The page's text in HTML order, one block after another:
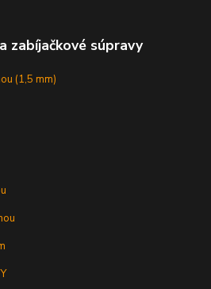
zabíjačkové súpravy
(1,5 mm)